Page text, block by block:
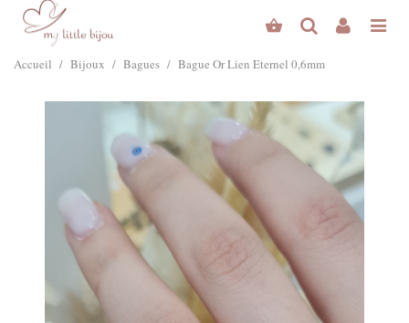
Accueil / Bijoux / Bagues / Bague Or Lien Eternel 0,6mm